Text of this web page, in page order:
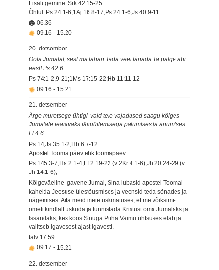
Lisalugemine: Srk 42:15-25
Õhtul: Ps 24:1-6;1Aj 16:8-17;Ps 24:1-6;Js 40:9-11
06.36
09.16 - 15.20
20. detsember
Oota Jumalat, sest ma tahan Teda veel tänada Ta palge abi
eest! Ps 42:6
Ps 74:1-2,9-21;1Ms 17:15-22;Hb 11:11-12
09.16 - 15.21
21. detsember
Ärge muretsege ühtigi, vaid teie vajadused saagu kõiges
Jumalale teatavaks tänuütlemisega palumises ja anumises.
Fl 4:6
Ps 14;Js 35:1-2;Hb 6:7-12
Apostel Tooma päev ehk toomapäev
Ps 145:3-7;Ha 2:1-4;Ef 2:19-22 (v 2Kr 4:1-6);Jh 20:24-29 (v
Jh 14:1-6);
Kõigeväeline igavene Jumal, Sina lubasid apostel Toomal
kahelda Jeesuse ülestõusmises ja veensid teda sõnades ja
nägemises. Aita meid meie uskmatuses, et me võiksime
ometi kindlalt uskuda ja tunnistada Kristust oma Jumalaks ja
Issandaks, kes koos Sinuga Püha Vaimu ühtsuses elab ja
valitseb igavesest ajast igavesti.
talv 17.59
09.17 - 15.21
22. detsember